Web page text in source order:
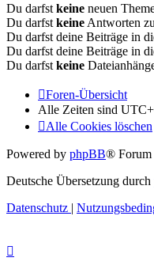
Du darfst keine neuen
Du darfst keine Antworten
Du darfst deine Beiträge in
Du darfst deine Beiträge in
Du darfst keine
Foren-Übersicht
Alle Zeiten sind
Alle Cookies löschen
Powered by phpBB® Forum
Deutsche Übersetzung durch
Datenschutz |